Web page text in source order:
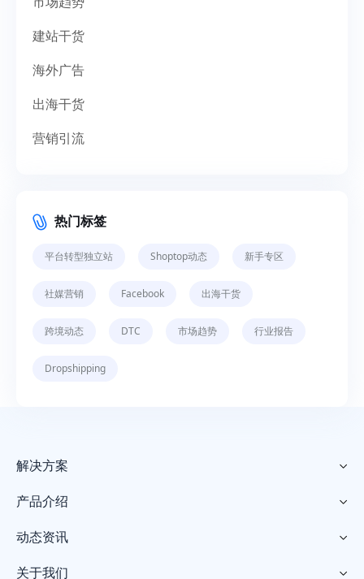
建站干货
海外广告
出海干货
营销引流
热门标签
平台转型独立站 Shoptop动态 新手专区
社媒营销 Facebook 出海干货
跨境动态 DTC 市场趋势 行业报告
Dropshipping
解决方案 
产品介绍 
动态资讯 
关于我们 